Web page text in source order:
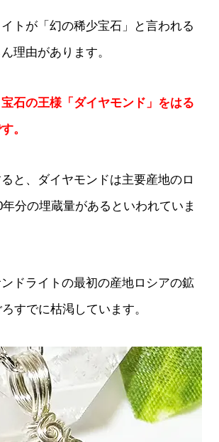
トが「幻の稀少宝石」と言われる
理由があります。
石の王様「ダイヤモンド」をはる
。
と、ダイヤモンドは主要産地のロ
分の埋蔵量があるといわれていま
ドライトの最初の産地ロシアの鉱
すでに枯渇しています。